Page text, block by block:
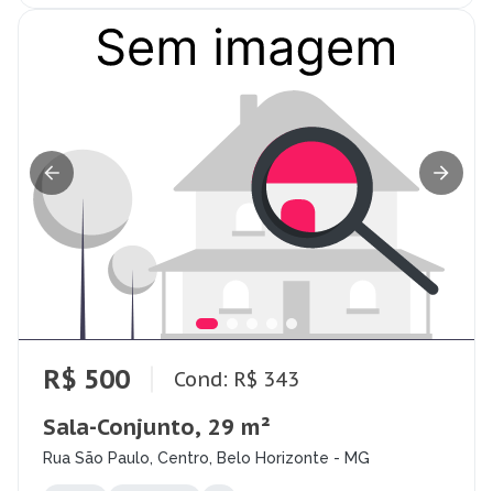
R$ 500 Cond: R$ 343
Sala-Conjunto, 29 m²
Rua São Paulo, Centro, Belo Horizonte - MG